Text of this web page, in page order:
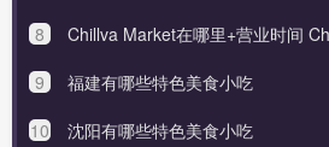
8
Chillva Market在哪里+营业时间
9
福建有哪些特色美食小吃
10 沈阳有哪些特色美食小吃